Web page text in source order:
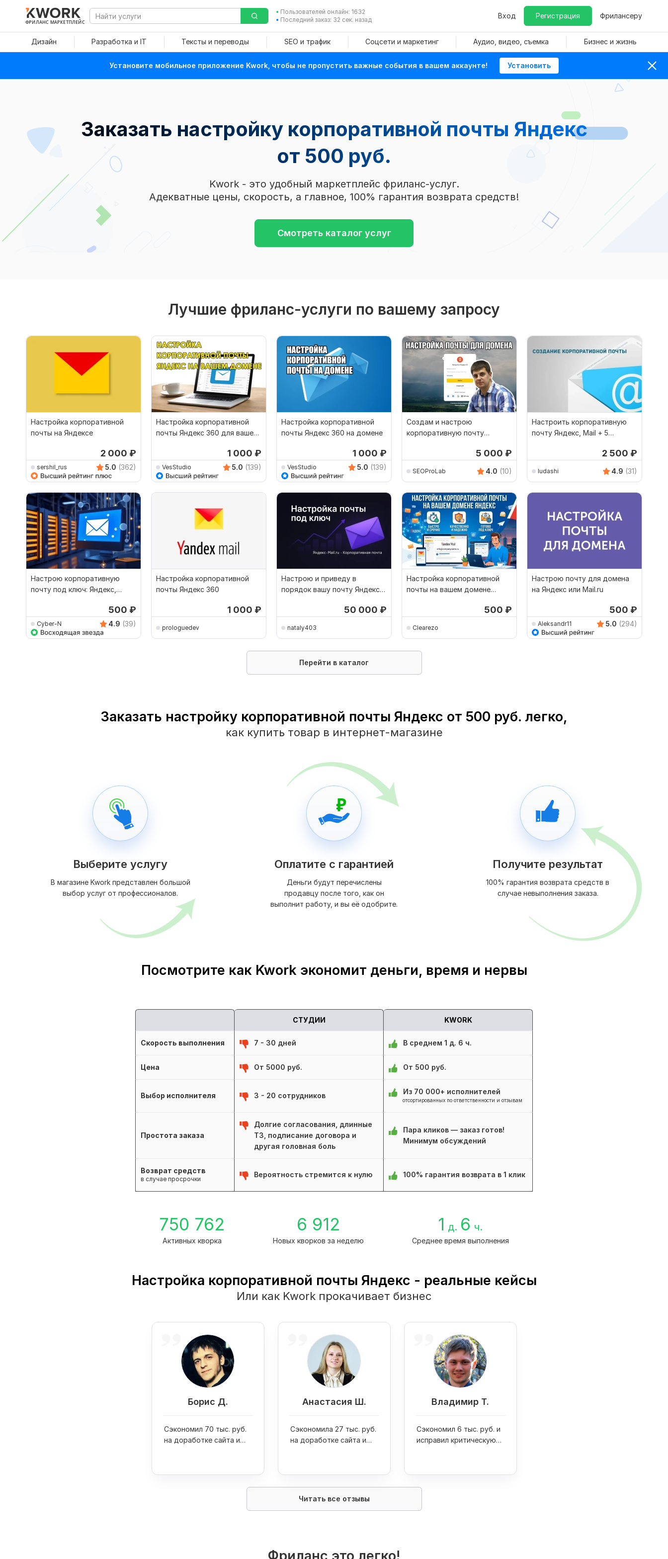
ФРИЛАНС МАРКЕТПЛЕЙС
Пользователей онлайн: 1632
Последний заказ: 32 сек. назад
Вход Регистрация Фрилансеру
Дизайн Разработка и IT Тексты и переводы SEO и трафик Соцсети и маркетинг Аудио, видео, съемка Бизнес и жизнь
Установите мобильное приложение Kwork, чтобы не пропустить важные события в вашем аккаунте! Установить
Заказать настройку корпоративной почты Яндекс
от 500 руб.
Kwork - это удобный маркетплейс фриланс-услуг.
Адекватные цены, скорость, а главное, 100% гарантия возврата средств!
Смотреть каталог услуг
Лучшие фриланс-услуги по вашему запросу
Настройка корпоративной
почты на Яндексе
2 000 ₽
sershil_rus 5.0 (362)
Настройка корпоративной
почты Яндекс 360 для вашего
1 000 ₽
VesStudio 5.0 (139)
Настройка корпоративной
почты Яндекс 360 на домене
1 000 ₽
VesStudio 5.0 (139)
Создам и настрою
корпоративную почту
5 000 ₽
SEOProLab 4.0 (10)
Настроить корпоративную
почту Яндекс, Mail + 5
2 500 ₽
ludashi 4.9 (31)
Настрою корпоративную
почту под ключ: Яндекс,
500 ₽
Cyber-N 4.9 (39)
Настройка корпоративной
почты Яндекс 360
1 000 ₽
prologuedev
Настрою и приведу в
порядок вашу почту Яндекс,
50 000 ₽
nataly403
Настройка корпоративной
почты на вашем домене
500 ₽
Clearezo
Настрою почту для домена
на Яндекс или Mail.ru
500 ₽
Aleksandr11 5.0 (294)
Перейти в каталог
Заказать настройку корпоративной почты Яндекс от 500 руб. легко,
как купить товар в интернет-магазине
Выберите услугу
В магазине Kwork представлен большой
выбор услуг от профессионалов.
Оплатите с гарантией
Деньги будут перечислены
продавцу после того, как он
выполнит работу, и вы её одобрите.
Получите результат
100% гарантия возврата средств в
случае невыполнения заказа.
Посмотрите как Kwork экономит деньги, время и нервы
СТУДИИ KWORK
Скорость выполнения 7 - 30 дней В среднем 1 д. 6 ч.
Цена От 5000 руб. От 500 руб.
Выбор исполнителя 3 - 20 сотрудников Из 70 000+ исполнителей
отсортированных по ответственности и отзывам
Простота заказа
Долгие согласования, длинные
ТЗ, подписание договора и
другая головная боль
Пара кликов — заказ готов!
Минимум обсуждений
Возврат средств
в случае просрочки
Вероятность стремится к нулю 100% гарантия возврата в 1 клик
750 762
Активных кворка
6 912
Новых кворков за неделю
1 д. 6 ч.
Среднее время выполнения
Настройка корпоративной почты Яндекс - реальные кейсы
Или как Kwork прокачивает бизнес
Борис Д.
Сэкономил 70 тыс. руб.
на доработке сайта и
Анастасия Ш.
Сэкономила 27 тыс. руб.
на доработке сайта и
раза
Владимир Т.
Сэкономил 6 тыс. руб. и
исправил критическую
Читать все отзывы